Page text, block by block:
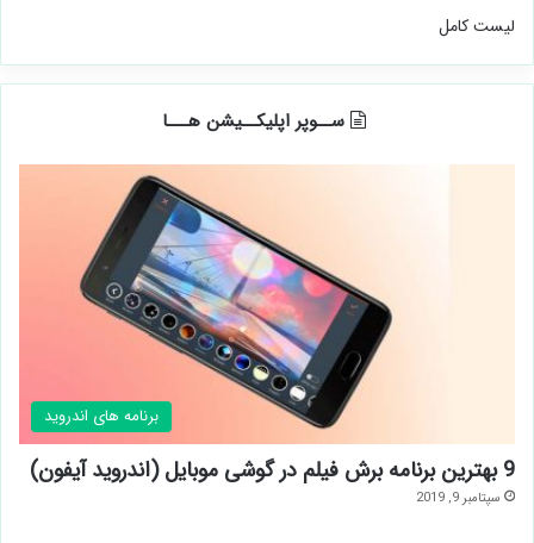
لیست کامل
ســوپر اپلیکــیشن هـــا
برنامه های اندروید
9 بهترین برنامه برش فیلم در گوشی موبایل (اندروید آیفون)
سپتامبر 9, 2019